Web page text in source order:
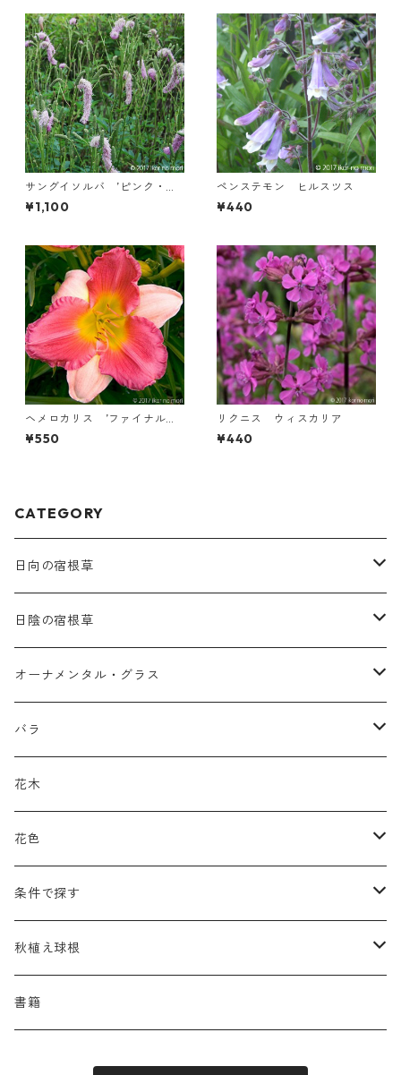
サングイソルバ ’ピンク・ブ
ラッシーズ’
¥1,100
ペンステモン ヒルスツス
¥440
ヘメロカリス ’ファイナル・
タッチ’
¥550
リクニス ウィスカリア
¥440
CATEGORY
日向の宿根草
ア行
アガパンツス
アキレア
アストランティア
アデノフォラ
カ行
カラミンタ
カルタ
クランベ
サ行
サルウィア
サングイソルバ
タ行
タナケツム
タリクトルム
ナ行
ネペタ
ハ行
パエオニア
バプティシア
マ行
ムクゲニア
ラ行
日陰の宿根草
ア行
アクタエア
アコニツム
アルンクス
カ行
ギボウシ
キレンゲショウマ
タ行
ティアレラ
ドイツスズラン
ハ行
ブルネラ
プルモナリア
マ行
メルテンシア
ラ行
ランプロカプノス
シダ類
オーナメンタル・グラス
ア行
エリムス
カ行
カスマンティウム
カレクス
サ行
スティパ
セスレリア
タ行
デスカンプシア
ハ行
ハコネクロア
マ行
バラ
原種類
ハマナシの交配種（HRg）
ランブラー
クライマー
半つる
花木
花色
黒
青
緑
条件で探す
蜜源植物
グランドカバーにも良い植物
秋植え球根
アリウム
書籍